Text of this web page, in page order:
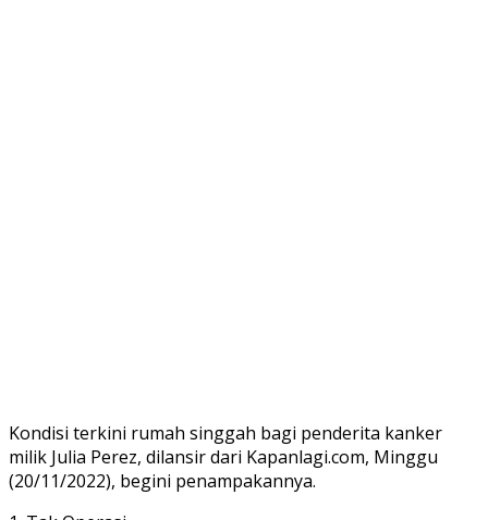
Kondisi terkini rumah singgah bagi penderita kanker
milik Julia Perez, dilansir dari Kapanlagi.com, Minggu
(20/11/2022), begini penampakannya.